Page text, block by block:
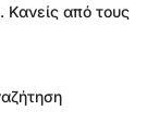
Κανείς από τους